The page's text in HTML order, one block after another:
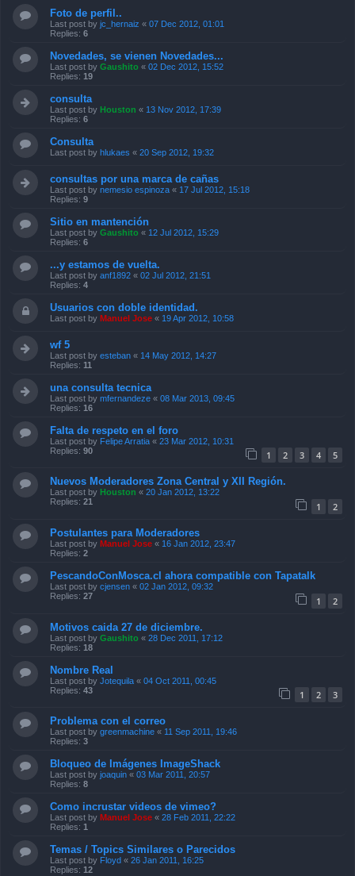
Foto de perfil..
Last post by jc_hernaiz « 07 Dec 2012, 01:01
Replies: 6
Novedades, se vienen Novedades...
Last post by Gaushito « 02 Dec 2012, 15:52
Replies: 19
consulta
Last post by Houston « 13 Nov 2012, 17:39
Replies: 6
Consulta
Last post by hlukaes « 20 Sep 2012, 19:32
consultas por una marca de cañas
Last post by nemesio espinoza « 17 Jul 2012, 15:18
Replies: 9
Sitio en mantención
Last post by Gaushito « 12 Jul 2012, 15:29
Replies: 6
...y estamos de vuelta.
Last post by anf1892 « 02 Jul 2012, 21:51
Replies: 4
Usuarios con doble identidad.
Last post by Manuel Jose « 19 Apr 2012, 10:58
wf 5
Last post by esteban « 14 May 2012, 14:27
Replies: 11
una consulta tecnica
Last post by mfernandeze « 08 Mar 2013, 09:45
Replies: 16
Falta de respeto en el foro
Last post by Felipe Arratia « 23 Mar 2012, 10:31
Replies: 90 1 2 3 4 5
Nuevos Moderadores Zona Central y XII Región.
Last post by Houston « 20 Jan 2012, 13:22
Replies: 21 1 2
Postulantes para Moderadores
Last post by Manuel Jose « 16 Jan 2012, 23:47
Replies: 2
PescandoConMosca.cl ahora compatible con Tapatalk
Last post by cjensen « 02 Jan 2012, 09:32
Replies: 27 1 2
Motivos caida 27 de diciembre.
Last post by Gaushito « 28 Dec 2011, 17:12
Replies: 18
Nombre Real
Last post by Jotequila « 04 Oct 2011, 00:45
Replies: 43 1 2 3
Problema con el correo
Last post by greenmachine « 11 Sep 2011, 19:46
Replies: 3
Bloqueo de Imágenes ImageShack
Last post by joaquin « 03 Mar 2011, 20:57
Replies: 8
Como incrustar videos de vimeo?
Last post by Manuel Jose « 28 Feb 2011, 22:22
Replies: 1
Temas / Topics Similares o Parecidos
Last post by Floyd « 26 Jan 2011, 16:25
Replies: 12